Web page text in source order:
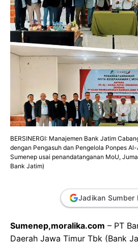
BERSINERGI: Manajemen Bank Jatim
dengan Pengasuh dan Pengelola Ponpes
Sumenep usai penandatanganan MoU,
Bank Jatim)
Jadikan Sumber
Sumenep,moralika.com – PT
Daerah Jawa Timur Tbk (Bank